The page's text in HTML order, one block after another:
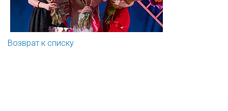
Возврат к списку